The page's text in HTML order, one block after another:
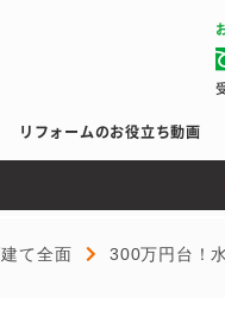
リフォームのお役立ち動画
建て全面 300万円台！